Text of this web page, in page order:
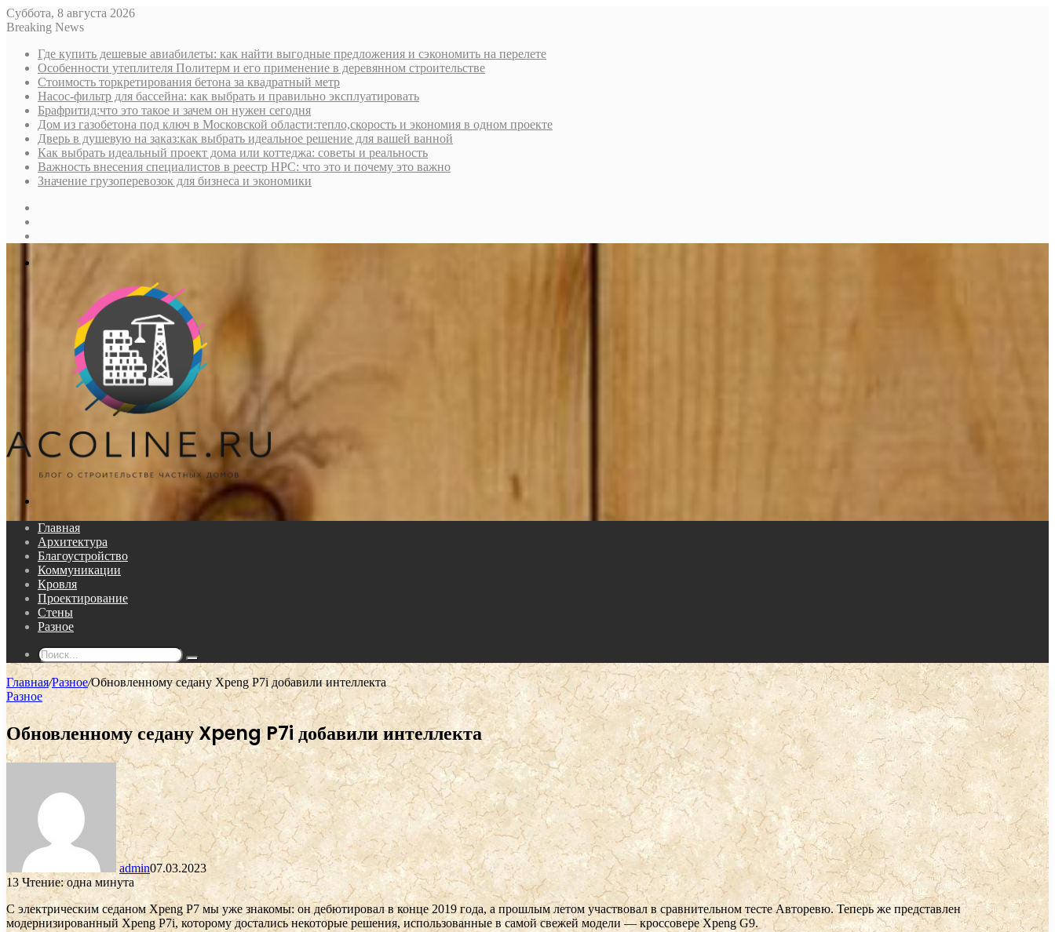
Суббота, 8 августа 2026
Breaking News
Где купить дешевые авиабилеты: как найти выгодные предложения и сэкономить на перелете
Особенности утеплителя Политерм и его применение в деревянном строительстве
Стоимость торкретирования бетона за квадратный метр
Насос-фильтр для бассейна: как выбрать и правильно эксплуатировать
Брафритид:что это такое и зачем он нужен сегодня
Дом из газобетона под ключ в Московской области:тепло,скорость и экономия в одном проекте
Дверь в душевую на заказ:как выбрать идеальное решение для вашей ванной
Как выбрать идеальный проект дома или коттеджа: советы и реальность
Важность внесения специалистов в реестр НРС: что это и почему это важно
Значение грузоперевозок для бизнеса и экономики
Главная
Архитектура
Благоустройство
Коммуникации
Кровля
Проектирование
Стены
Разное
Поиск...
Главная/Разное/Обновленному седану Xpeng P7i добавили интеллекта
Разное
Обновленному седану Xpeng P7i добавили интеллекта
admin07.03.2023
13Чтение: одна минута
С электрическим седаном Xpeng P7 мы уже знакомы: он дебютировал в конце 2019 года, а прошлым летом участвовал в сравнительном тесте Авторевю. Теперь же представлен
модернизированный Xpeng P7i, которому достались некоторые решения, использованные в самой свежей модели — кроссовере Xpeng G9.